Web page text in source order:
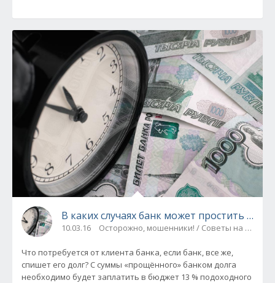
В каких случаях банк может простить
10.03.16 Осторожно, мошенники! / Советы на все
Что потребуется от клиента банка, если банк, все же,
спишет его долг? С суммы «прощённого» банком долга
необходимо будет заплатить в бюджет 13 % подоходного